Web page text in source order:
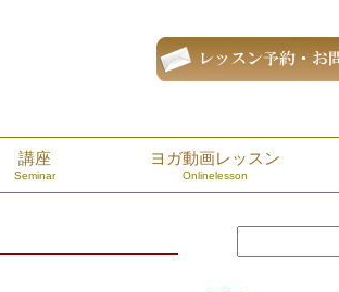
講座
Seminar
ヨガ動画レッスン
Onlinelesson